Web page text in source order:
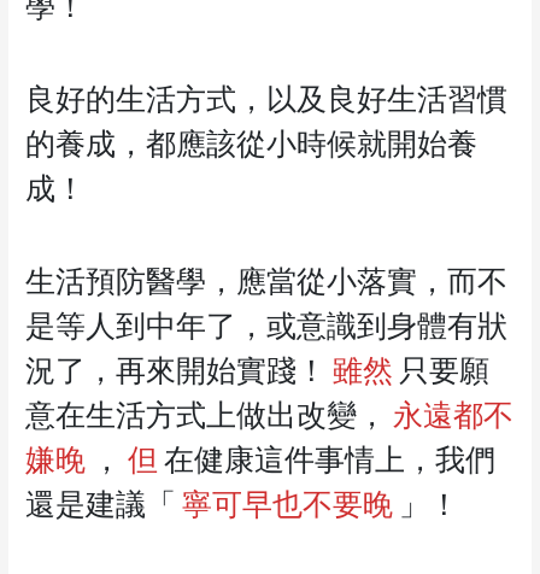
良好的生活方式，以及良好生活習慣
的養成，都應該從小時候就開始養
成！
生活預防醫學，應當從小落實，而不
是等人到中年了，或意識到身體有狀
況了，再來開始實踐！ 雖然 只要願
意在生活方式上做出改變， 永遠都不
嫌晚 ， 但 在健康這件事情上，我們
還是建議「 寧可早也不要晚 」！